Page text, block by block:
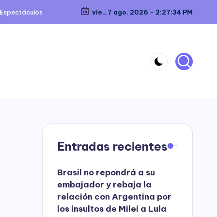
Espectáculos vie., 7 ago. 2026 - 2:27:34 PM
Entradas recientes
Brasil no repondrá a su
embajador y rebaja la
relación con Argentina por
los insultos de Milei a Lula